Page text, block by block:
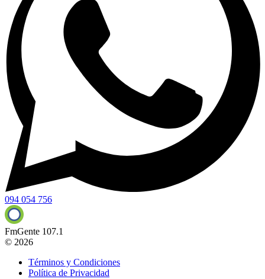
094 054 756
FmGente 107.1
© 2026
Términos y Condiciones
Política de Privacidad